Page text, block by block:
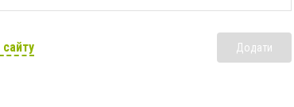
Додати